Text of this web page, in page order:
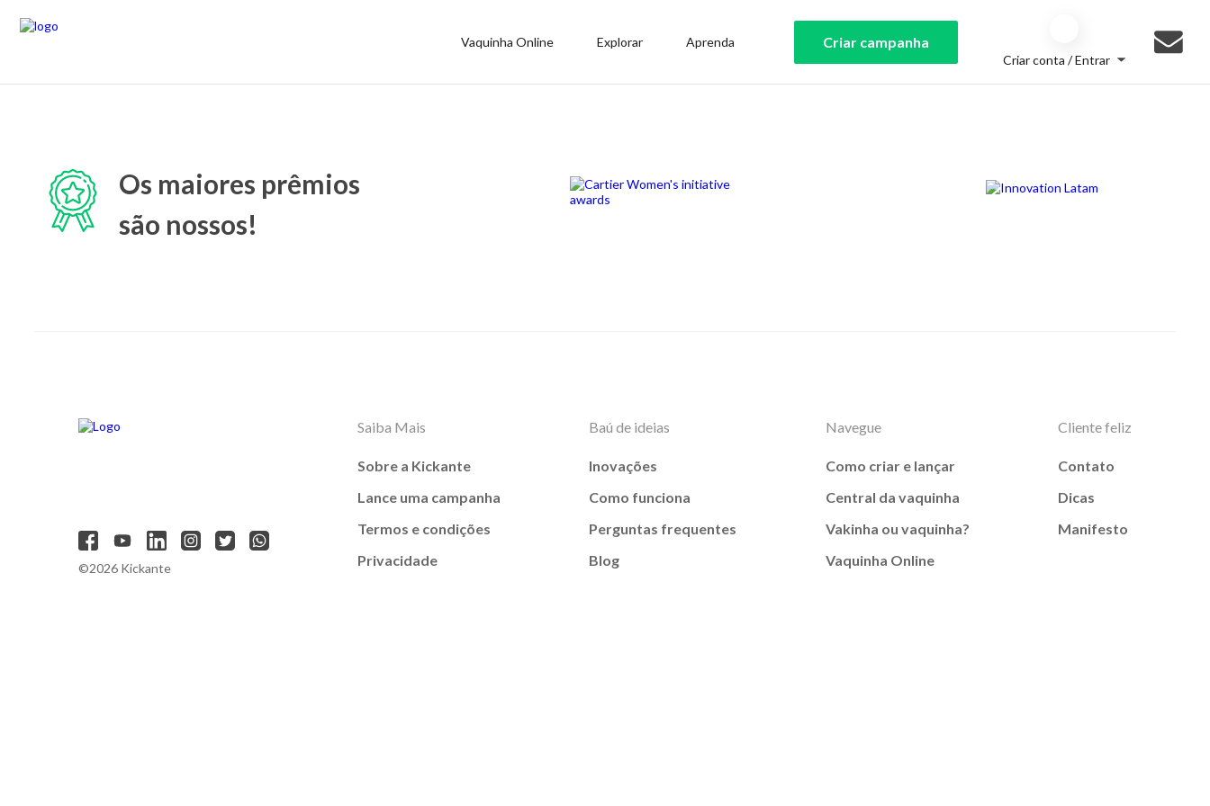
Vaquinha Online Explorar Aprenda Criar campanha
Criar conta / Entrar
Os maiores prêmios
são nossos!
©2026 Kickante
Saiba Mais
Sobre a Kickante
Lance uma campanha
Termos e condições
Privacidade
Baú de ideias
Inovações
Como funciona
Perguntas frequentes
Blog
Navegue
Como criar e lançar
Central da vaquinha
Vakinha ou vaquinha?
Vaquinha Online
Cliente feliz
Contato
Dicas
Manifesto